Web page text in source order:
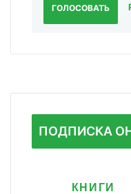
ГОЛОСОВАТЬ
ПОДПИСКА
КНИГИ